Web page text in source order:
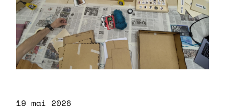
19 mai 2026